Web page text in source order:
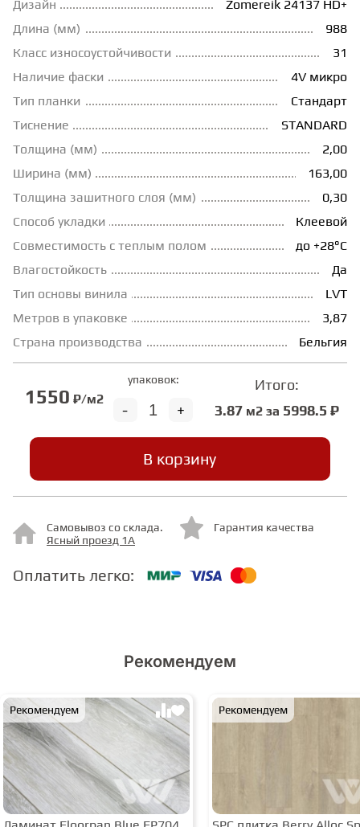
КЛЕЙ
НАЛИВНОЙ ПОЛ
ТЕПЛЫЙ ПОЛ
ТЕРМОПАРКЕТ
ЭКОМАССИВ
МАССИВНАЯ ДОСКА
ИСКУССТВЕННАЯ ТРАВА
ИНЖЕНЕРНЫЙ МОДУЛЬ
ЛАМИНАТ SWF
Дизайн
Zomereik 24137 HD+
Длина (мм)
988
Класс износоустойчивости
31
Наличие фаски
4V микро
Тип планки
Стандарт
Тиснение
STANDARD
Толщина (мм)
2,00
Ширина (мм)
163,00
Толщина зашитного слоя (мм)
0,30
Способ укладки
Клеевой
Совместимость с теплым полом
до +28°С
Влагостойкость
Да
Тип основы винила
LVT
Метров в упаковке
3,87
Страна производства
Бельгия
1550 ₽/м2
упаковок:
+
-
Итого:
3.87м2 за 5998.5 ₽
В корзину
Самовывоз со склада.
Ясный проезд 1А
Гарантия качества
Оплатить легко:
Рекомендуем
Рекомендуем Рекомендуем